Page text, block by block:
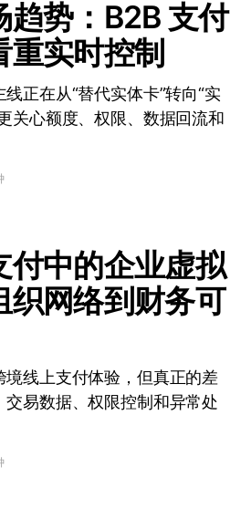
趋势：B2B 支付
重实时控制
正在从“替代实体卡”转向“实
关心额度、权限、数据回流和
付中的企业虚拟
织网络到财务可
线上支付体验，但真正的差
易数据、权限控制和异常处